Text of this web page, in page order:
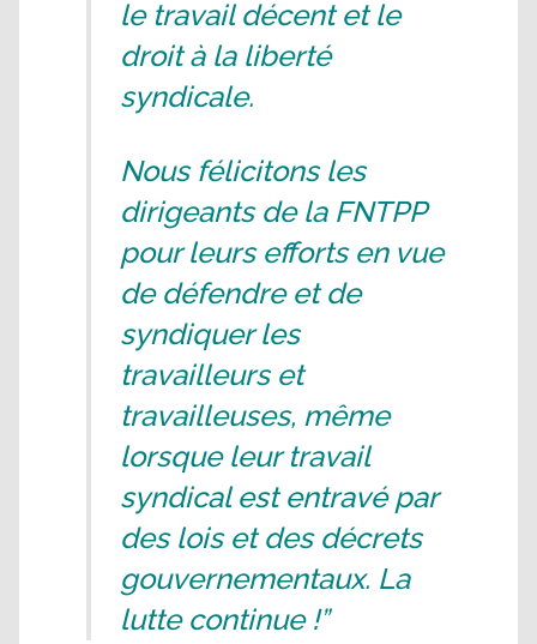
le travail décent et le
droit à la liberté
syndicale.
Nous félicitons les
dirigeants de la FNTPP
pour leurs efforts en vue
de défendre et de
syndiquer les
travailleurs et
travailleuses, même
lorsque leur travail
syndical est entravé par
des lois et des décrets
gouvernementaux. La
lutte continue !”